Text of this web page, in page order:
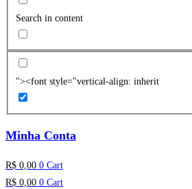
Search in content
"><font style="vertical-align: inherit
Minha Conta
R$ 0,00 0 Cart
R$ 0,00 0 Cart